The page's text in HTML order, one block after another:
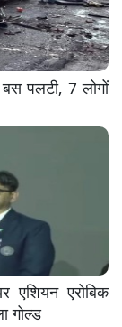
पलटी, 7 लोगों
एशियन एरोबिक
गोल्ड